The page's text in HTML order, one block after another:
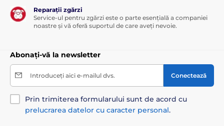
Reparații zgărzi
Service-ul pentru zgărzi este o parte esențială a companiei
noastre și vă oferă suportul de care aveți nevoie.
Abonați-vă la newsletter
Introduceți aici e-mailul dvs. Conectează
Prin trimiterea formularului sunt de acord cu
prelucrarea datelor cu caracter personal.